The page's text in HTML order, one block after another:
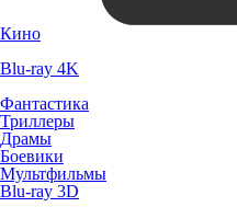
Кино
Blu-ray 4K
Фантастика
Триллеры
Драмы
Боевики
Мультфильмы
Blu-ray 3D